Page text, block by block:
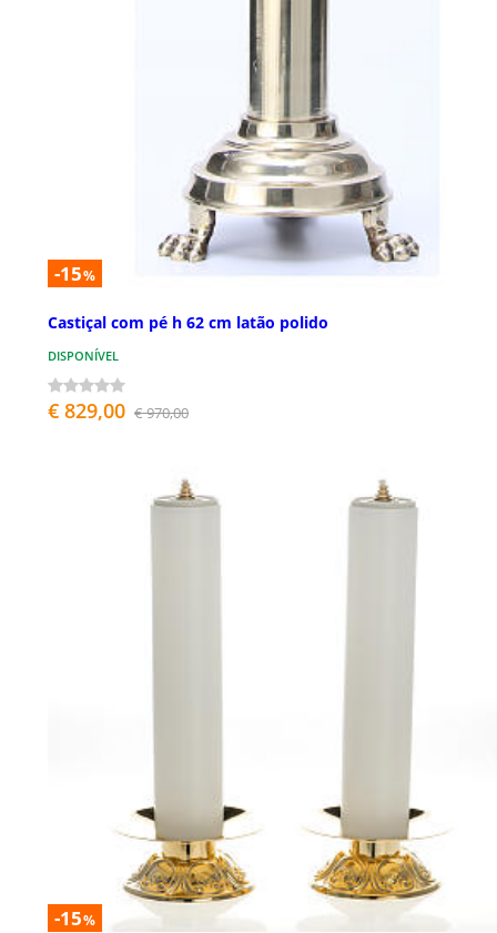
-15%
Castiçal com pé h 62 cm latão polido
DISPONÍVEL
€ 829,00 € 970,00
-15%